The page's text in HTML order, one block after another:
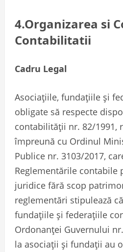
4.Organizarea si
Contabilitatii
Cadru Legal
Asociațiile, fundațiile și
obligate să respecte
contabilității nr. 82/1991,
împreună cu Ordinul
Publice nr. 3103/2017,
Reglementările contabile
juridice fără scop
reglementări stipulează
fundațiile și federațiile
Ordonanței Guvernului
la asociații și fundații au